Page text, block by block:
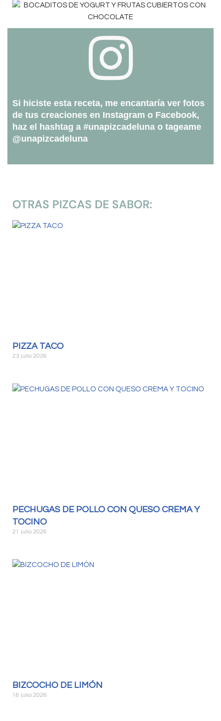
Si hiciste esta receta, me encantaría ver fotos
de tus creaciones en Instagram o Facebook,
haz el hashtag a #unapizcadeluna o tageame
@unapizcadeluna
OTRAS PIZCAS DE SABOR:
PIZZA TACO
23 julio 2026
PECHUGAS DE POLLO CON QUESO CREMA Y
TOCINO
21 julio 2026
BIZCOCHO DE LIMÓN
16 julio 2026